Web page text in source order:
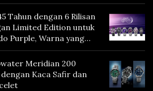
Tahun dengan 6 Rilisan
Limited Edition untuk
Purple, Warna yang
Tokyo
Meridian 200
Kaca Safir dan